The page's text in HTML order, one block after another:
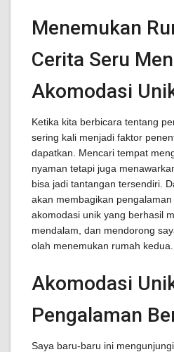
Menemukan
Cerita Seru
Akomodasi
Ketika kita berbicara tentang
sering kali menjadi faktor
dapatkan. Mencari tempat
nyaman tetapi juga
bisa jadi tantangan tersendiri.
akan membagikan
akomodasi unik yang berhasil
mendalam, dan mendorong
olah menemukan rumah kedua.
Akomodasi
Pengalaman
Saya baru-baru ini mengunjungi